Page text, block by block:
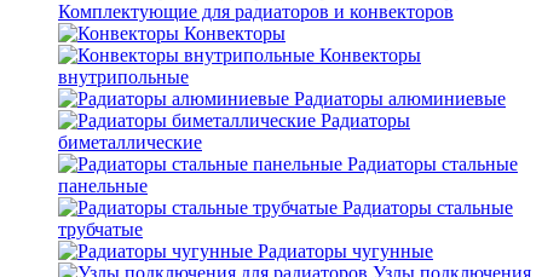
Комплектующие для радиаторов и конвекторов
Конвекторы
Конвекторы
внутрипольные
Радиаторы алюминиевые
Радиаторы
биметаллические
Радиаторы стальные
панельные
Радиаторы стальные
трубчатые
Радиаторы чугунные
Узлы подключения